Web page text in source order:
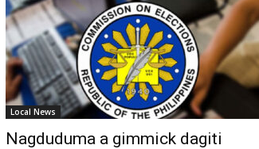
Local News
Nagduduma a gimmick dagiti